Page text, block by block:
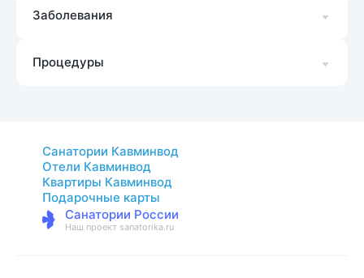
Заболевания
Процедуры
Санатории Кавминвод
Отели Кавминвод
Квартиры Кавминвод
Подарочные карты
Санатории России
Наш проект sanatorika.ru